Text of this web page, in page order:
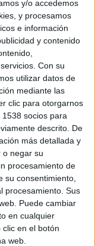
y/o accedemos
y procesamos
e información
y contenido
Con su
utilizar datos de
mediante las
clic para otorgarnos
socios para
descrito. De
más detallada y
o negar su
procesamiento de
su consentimiento,
procesamiento. Sus
Puede cambiar
en cualquier
en el botón
web.
de
positiva por
e InfoJobs
el 52% de los
El número de
equipo en
siendo
a los
conocer sus
de
que la Kings
se ha
años. La